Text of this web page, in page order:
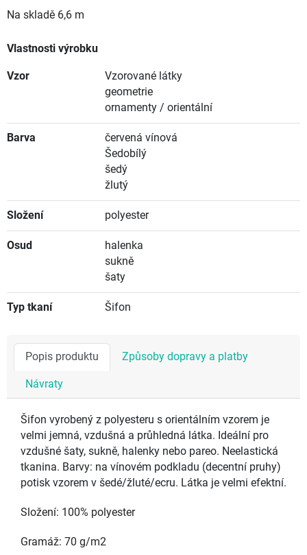
Na skladě 6,6 m
Vlastnosti výrobku
Vzor
Vzorované látky
geometrie
ornamenty / orientální
Barva
červená vínová
Šedobílý
šedý
žlutý
Složení polyester
Osud
halenka
sukně
šaty
Typ tkaní Šifon
Popis produktu Způsoby dopravy a platby
Návraty
Šifon vyrobený z polyesteru s orientálním vzorem je
velmi jemná, vzdušná a průhledná látka. Ideální pro
vzdušné šaty, sukně, halenky nebo pareo. Neelastická
tkanina. Barvy: na vínovém podkladu (decentní pruhy)
potisk vzorem v šedé/žluté/ecru. Látka je velmi efektní.
Složení: 100% polyester
Gramáž: 70 g/m2